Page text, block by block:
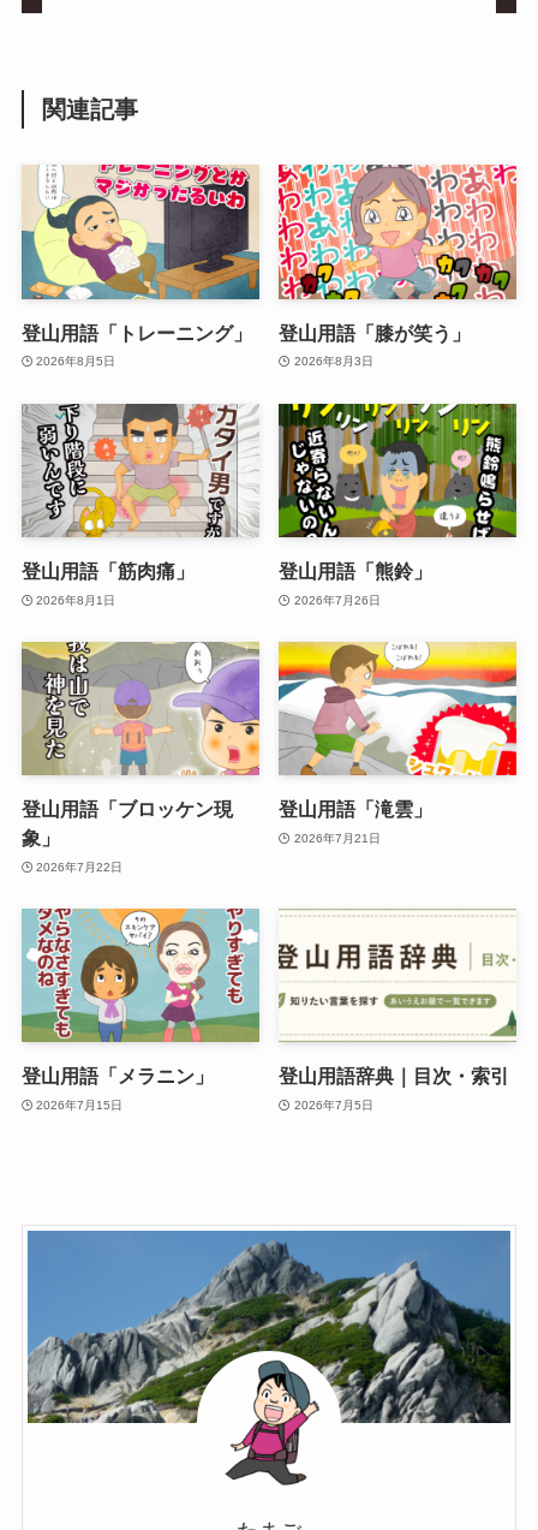
関連記事
登山用語「トレーニング」
2026年8月5日
登山用語「膝が笑う」
2026年8月3日
登山用語「筋肉痛」
2026年8月1日
登山用語「熊鈴」
2026年7月26日
登山用語「ブロッケン現
象」
2026年7月22日
登山用語「滝雲」
2026年7月21日
登山用語「メラニン」
2026年7月15日
登山用語辞典｜目次・索引
2026年7月5日